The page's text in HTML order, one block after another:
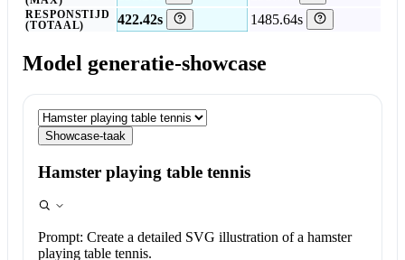
RESPONSTIJD
(TOTAAL)
422.42s 1485.64s
Model generatie-showcase
Showcase-taak
Hamster playing table tennis
Prompt: Create a detailed SVG illustration of a hamster
playing table tennis.